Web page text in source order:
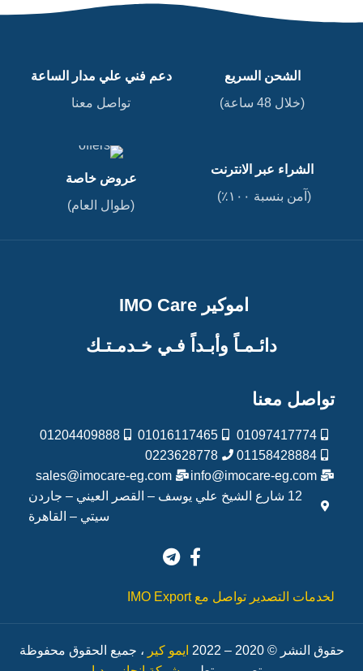
الشحن السريع
(خلال 48 ساعة)
دعم فني علي مدار الساعة
تواصل معنا
الشراء عبر الانترنت
(آمن بنسبة ١٠٠٪)
عروض خاصة
(طوال العام)
اموكير IMO Care
دائـمـاً وأبـداً فـي خـدمـتـك
تواصل معنا
01097417774
01016117465
01204409888
01158428884
0223628778
info@imocare-eg.com
sales@imocare-eg.com
12 شارع الشيخ علي يوسف – القصر العيني – جاردن
سيتي – القاهرة
لخدمات التصدير تواصل مع IMO Export
حقوق النشر © 2020 – 2022 ايمو كير ، جميع الحقوق محفوظة